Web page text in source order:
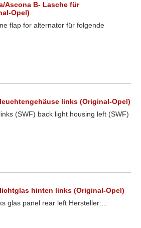
Ascona B- Lasche für
Opel)
flap for alternator für folgende
links (Original-Opel)
(SWF) back light housing left (SWF)
hinten links (Original-Opel)
glas panel rear left Hersteller:...